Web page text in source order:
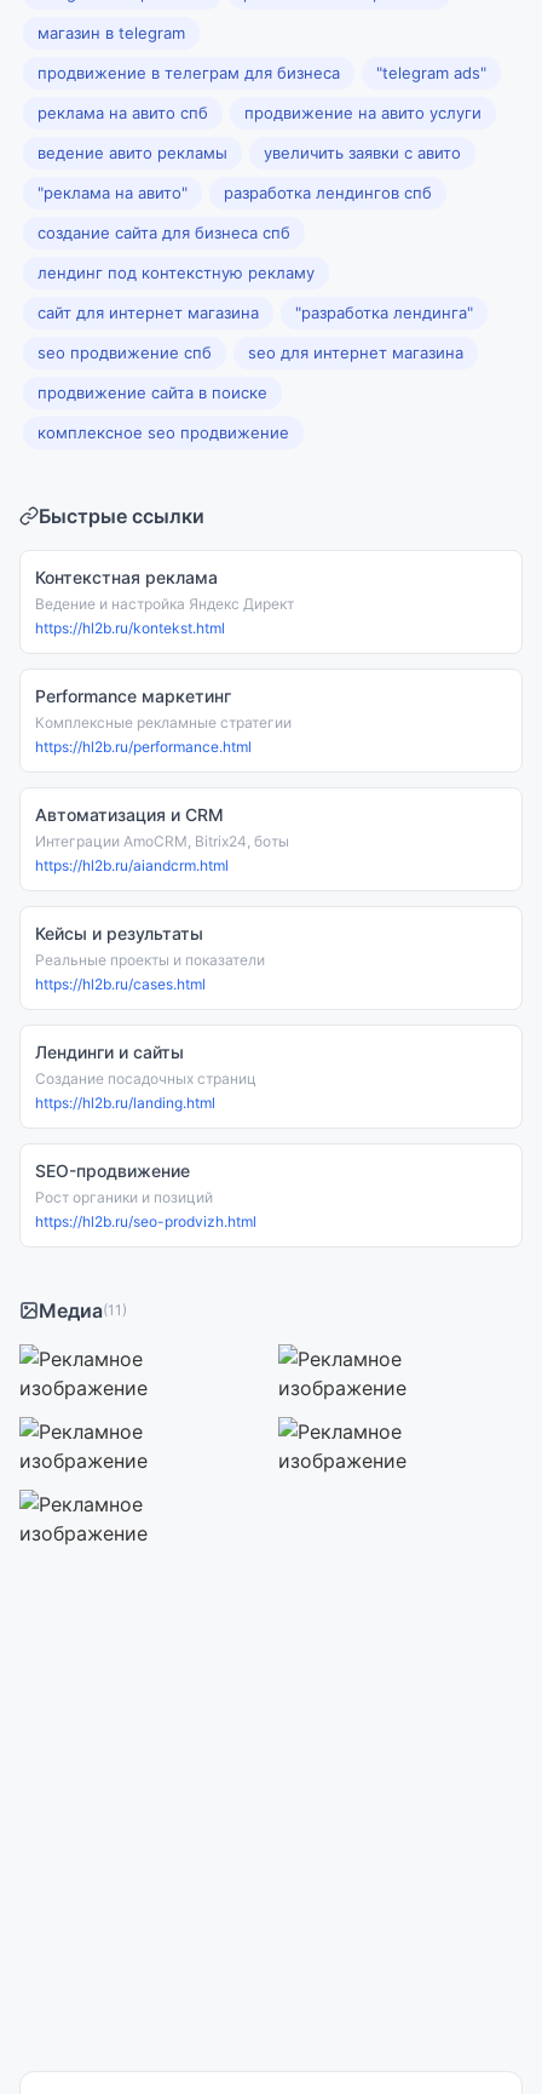
магазин в telegram
продвижение в телеграм для бизнеса "telegram ads"
реклама на авито спб продвижение на авито услуги
ведение авито рекламы увеличить заявки с авито
"реклама на авито" разработка лендингов спб
создание сайта для бизнеса спб
лендинг под контекстную рекламу
сайт для интернет магазина "разработка лендинга"
seo продвижение спб seo для интернет магазина
продвижение сайта в поиске
комплексное seo продвижение
Быстрые ссылки
Контекстная реклама
Ведение и настройка Яндекс Директ
https://hl2b.ru/kontekst.html
Performance маркетинг
Комплексные рекламные стратегии
https://hl2b.ru/performance.html
Автоматизация и CRM
Интеграции AmoCRM, Bitrix24, боты
https://hl2b.ru/aiandcrm.html
Кейсы и результаты
Реальные проекты и показатели
https://hl2b.ru/cases.html
Лендинги и сайты
Создание посадочных страниц
https://hl2b.ru/landing.html
SEO-продвижение
Рост органики и позиций
https://hl2b.ru/seo-prodvizh.html
Медиа(11)